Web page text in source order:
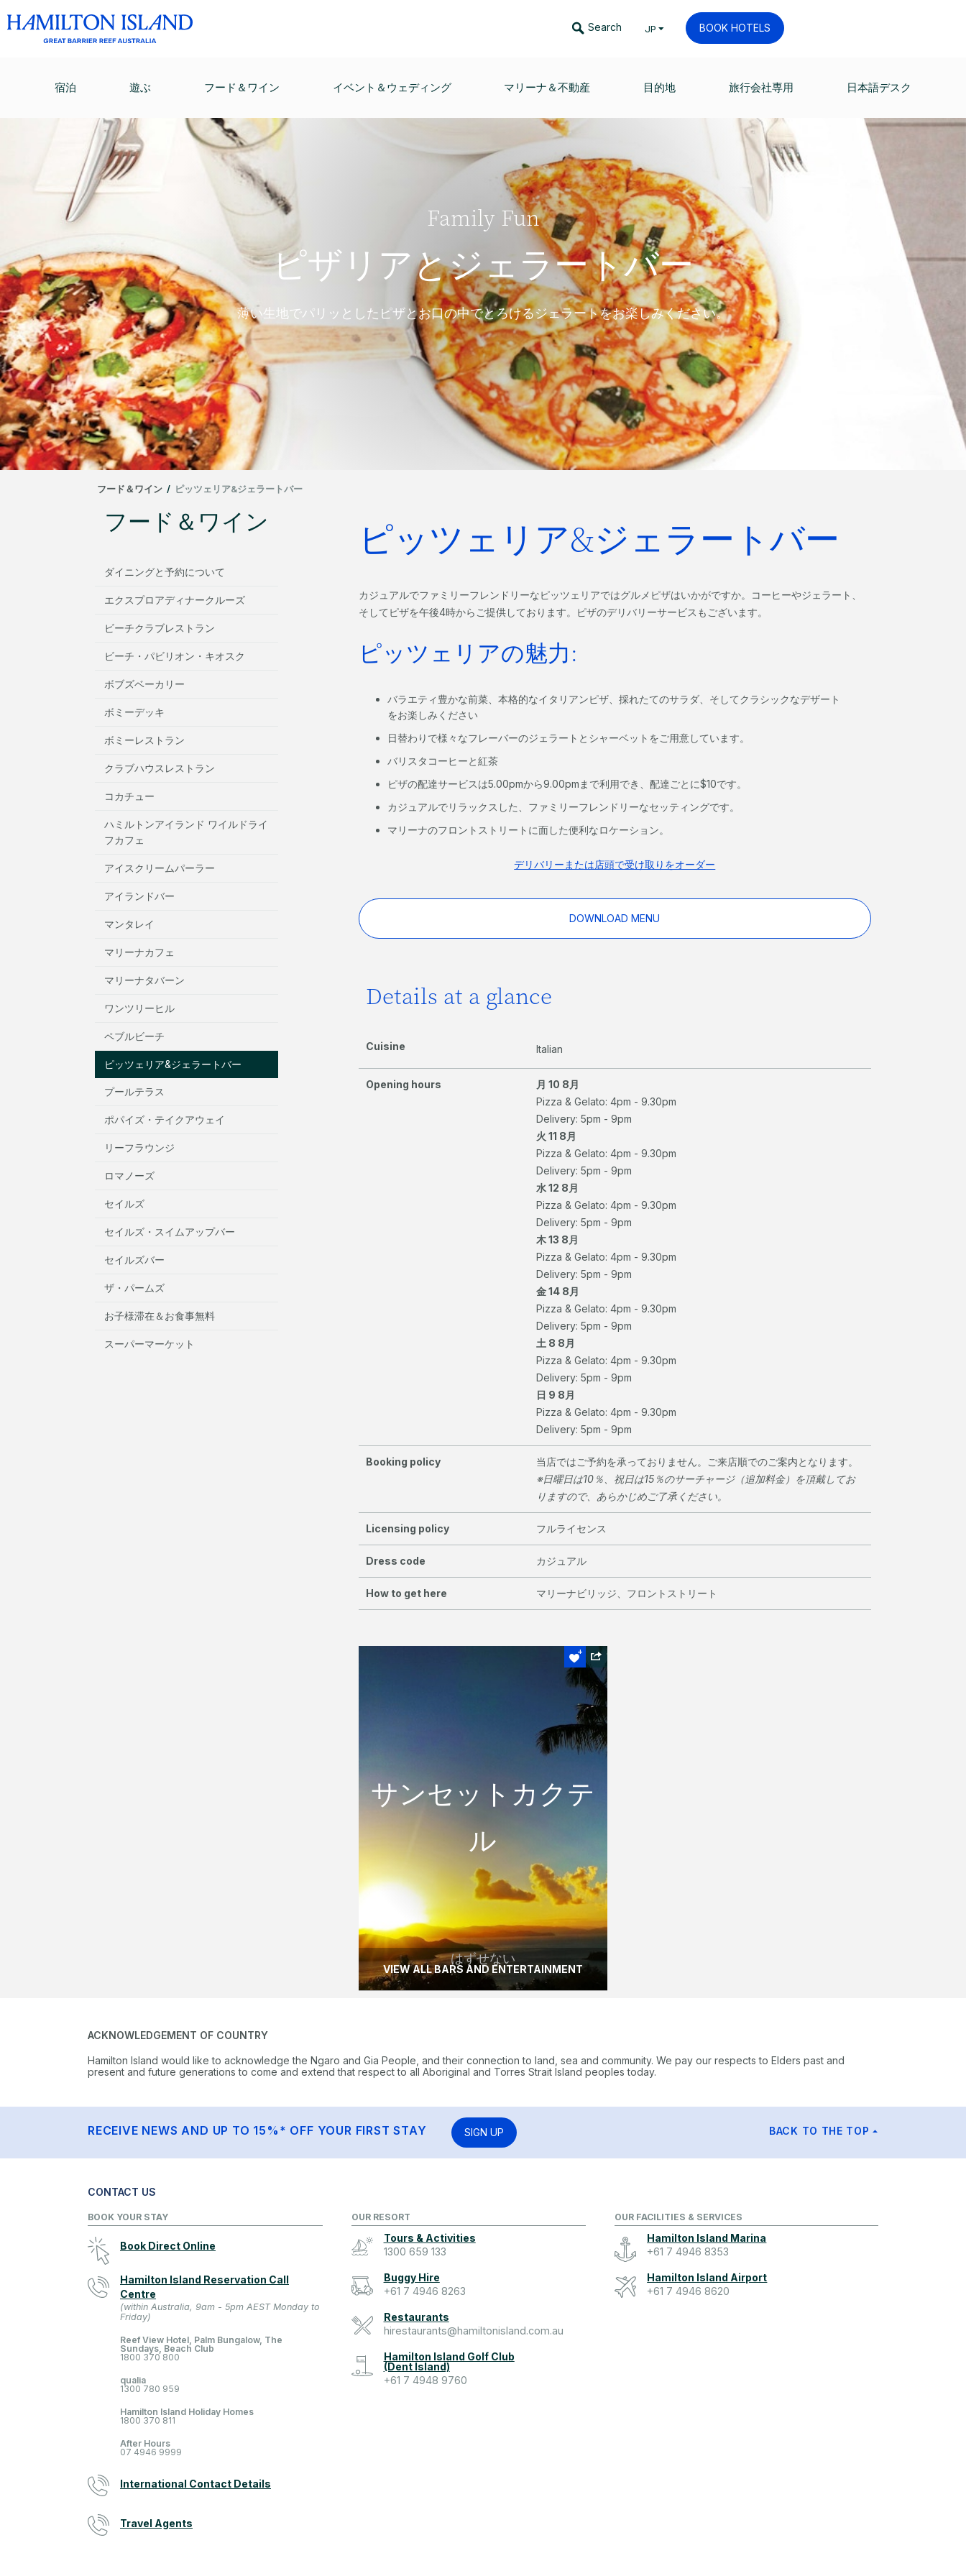
Search JP BOOK HOTELS
宿泊 遊ぶ フード＆ワイン イベント＆ウェディング マリーナ＆不動産 目的地 旅行会社専用 日本語デスク
Family Fun
ピザリアとジェラートバー
薄い生地でパリッとしたピザとお口の中でとろけるジェラートをお楽しみください。
フード＆ワイン / ピッツェリア&ジェラートバー
フード＆ワイン
ダイニングと予約について
エクスプロアディナークルーズ
ビーチクラブレストラン
ビーチ・パビリオン・キオスク
ボブズベーカリー
ボミーデッキ
ボミーレストラン
クラブハウスレストラン
コカチュー
ハミルトンアイランド ワイルドライ
フカフェ
アイスクリームパーラー
アイランドバー
マンタレイ
マリーナカフェ
マリーナタバーン
ワンツリーヒル
ペブルビーチ
ピッツェリア&ジェラートバー
プールテラス
ポパイズ・テイクアウェイ
リーフラウンジ
ロマノーズ
セイルズ
セイルズ・スイムアップバー
セイルズバー
ザ・パームズ
お子様滞在＆お食事無料
スーパーマーケット
ピッツェリア&ジェラートバー
カジュアルでファミリーフレンドリーなピッツェリアではグルメピザはいかがですか。コーヒーやジェラート、
そしてピザを午後4時からご提供しております。ピザのデリバリーサービスもございます。
ピッツェリアの魅力:
バラエティ豊かな前菜、本格的なイタリアンピザ、採れたてのサラダ、そしてクラシックなデザート
をお楽しみください
日替わりで様々なフレーバーのジェラートとシャーベットをご用意しています。
バリスタコーヒーと紅茶
ピザの配達サービスは5.00pmから9.00pmまで利用でき、配達ごとに$10です。
カジュアルでリラックスした、ファミリーフレンドリーなセッティングです。
マリーナのフロントストリートに面した便利なロケーション。
デリバリーまたは店頭で受け取りをオーダー
DOWNLOAD MENU
Details at a glance
Cuisine Italian
Opening hours
月 10 8月
Pizza & Gelato: 4pm - 9.30pm
Delivery: 5pm - 9pm
火 11 8月
Pizza & Gelato: 4pm - 9.30pm
Delivery: 5pm - 9pm
水 12 8月
Pizza & Gelato: 4pm - 9.30pm
Delivery: 5pm - 9pm
木 13 8月
Pizza & Gelato: 4pm - 9.30pm
Delivery: 5pm - 9pm
金 14 8月
Pizza & Gelato: 4pm - 9.30pm
Delivery: 5pm - 9pm
土 8 8月
Pizza & Gelato: 4pm - 9.30pm
Delivery: 5pm - 9pm
日 9 8月
Pizza & Gelato: 4pm - 9.30pm
Delivery: 5pm - 9pm
Booking policy
当店ではご予約を承っておりません。ご来店順でのご案内となります。
※日曜日は10％、祝日は15％のサーチャージ（追加料金）を頂戴してお
りますので、あらかじめご了承ください。
Licensing policy フルライセンス
Dress code カジュアル
How to get here マリーナビリッジ、フロントストリート
はずせない
サンセットカクテ
ル
サンセットカク
テル
ハミルトン島のOne Tree Hillで一杯のみ
ながら素晴らしい日の入りをお楽しみくだ
さい。
READ MORE
VIEW ALL BARS AND ENTERTAINMENT
ACKNOWLEDGEMENT OF COUNTRY
Hamilton Island would like to acknowledge the Ngaro and Gia People, and their connection to land, sea and community. We pay our respects to Elders past and
present and future generations to come and extend that respect to all Aboriginal and Torres Strait Island peoples today.
RECEIVE NEWS AND UP TO 15%* OFF YOUR FIRST STAY SIGN UP BACK TO THE TOP
CONTACT US
BOOK YOUR STAY
Book Direct Online
Hamilton Island Reservation Call
Centre
(within Australia, 9am - 5pm AEST Monday to
Friday)
Reef View Hotel, Palm Bungalow, The
Sundays, Beach Club
1800 370 800
qualia
1300 780 959
Hamilton Island Holiday Homes
1800 370 811
After Hours
07 4946 9999
International Contact Details
Travel Agents
OUR RESORT
Tours & Activities
1300 659 133
Buggy Hire
+61 7 4946 8263
Restaurants
hirestaurants@hamiltonisland.com.au
Hamilton Island Golf Club
(Dent Island)
+61 7 4948 9760
OUR FACILITIES & SERVICES
Hamilton Island Marina
+61 7 4946 8353
Hamilton Island Airport
+61 7 4946 8620